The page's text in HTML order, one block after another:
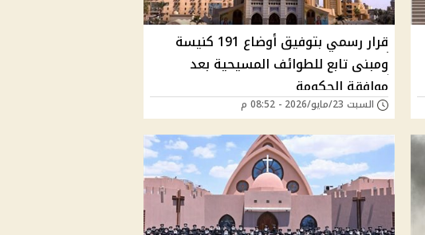
قرار رسمي بتوفيق أوضاع 191 كنيسة
ومبنى تابع للطوائف المسيحية بعد
موافقة الحكومة
السبت 23/مايو/2026 - 08:52 م